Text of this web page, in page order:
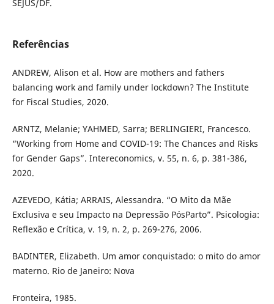
SEJUS/DF.
Referências
ANDREW, Alison et al. How are mothers and fathers
balancing work and family under lockdown? The Institute
for Fiscal Studies, 2020.
ARNTZ, Melanie; YAHMED, Sarra; BERLINGIERI, Francesco.
“Working from Home and COVID-19: The Chances and Risks
for Gender Gaps”. Intereconomics, v. 55, n. 6, p. 381-386,
2020.
AZEVEDO, Kátia; ARRAIS, Alessandra. “O Mito da Mãe
Exclusiva e seu Impacto na Depressão PósParto”. Psicologia:
Reflexão e Crítica, v. 19, n. 2, p. 269-276, 2006.
BADINTER, Elizabeth. Um amor conquistado: o mito do amor
materno. Rio de Janeiro: Nova
Fronteira, 1985.